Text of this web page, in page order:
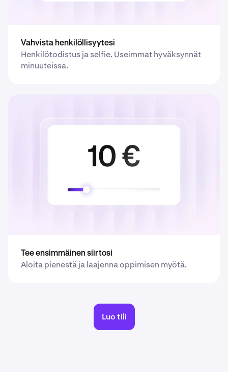
Vahvista henkilöllisyytesi
Henkilötodistus ja selfie. Useimmat hyväksynnät
minuuteissa.
Tee ensimmäinen siirtosi
Aloita pienestä ja laajenna oppimisen myötä.
Luo tili